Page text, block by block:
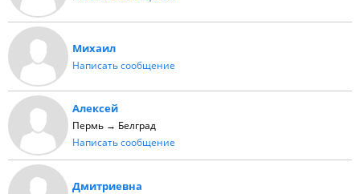
Михаил
Написать сообщение
Алексей
Пермь → Белград
Написать сообщение
Дмитриевна